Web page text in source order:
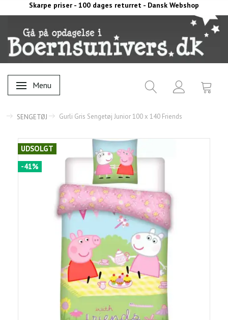
Skarpe priser - 100 dages returret - Dansk Webshop
Skifte navigation
Menu
SENGETØJ Gurli Gris Sengetøj Junior 100 x 140 Friends
UDSOLGT
-41%